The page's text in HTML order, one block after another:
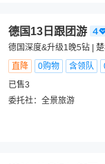
德国13日跟团游
德国深度&升级1晚5钻 |
直降
0购物 含领队
已售3
委托社： 全景旅游